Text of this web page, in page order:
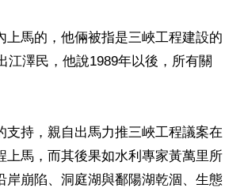
馬的，他倆被指是三峽工程建設的
江澤民，他說1989年以後，所有關
持，親自出馬力推三峽工程議案在
馬，而其後果如水利專家黃萬里所
崩陷、洞庭湖與鄱陽湖乾涸、生態